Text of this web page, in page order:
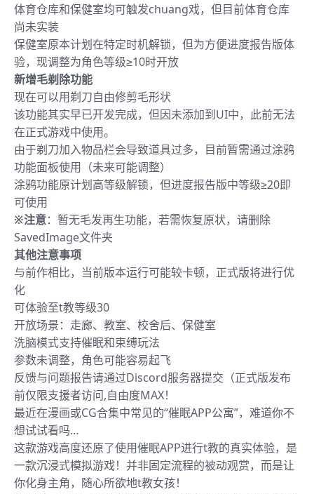
体育仓库和保健室均可触发chuang戏，但目前体育仓库
尚未实装
保健室原本计划在特定时机解锁，但为方便进度报告版体
验，现调整为角色等级≥10时开放
新增毛剃除功能
现在可以用剃刀自由修剪毛形状
该功能其实早已开发完成，但因未添加到UI中，此前无法
在正式游戏中使用。
由于剃刀加入物品栏会导致道具过多，目前暂需通过涂鸦
功能面板使用（未来可能调整）
涂鸦功能原计划高等级解锁，但进度报告版中等级≥20即
可使用
※注意：暂无毛发再生功能，若需恢复原状，请删除
SavedImage文件夹
其他注意事项
与前作相比，当前版本运行可能较卡顿，正式版将进行优
化
可体验至t教等级30
开放场景：走廊、教室、校舍后、保健室
洗脑模式支持催眠和束缚玩法
参数未调整，角色可能容易起飞
反馈与问题报告请通过Discord服务器提交（正式版发布
前仅限支援者访问,自由度MAX！
最近在漫画或CG合集中常见的“催眠APP公寓”，难道你不
想试试看吗…
这款游戏高度还原了使用催眠APP进行t教的真实体验，是
一款沉浸式模拟游戏！并非固定流程的被动观赏，而是让
你化身主角，随心所欲地t教女孩！